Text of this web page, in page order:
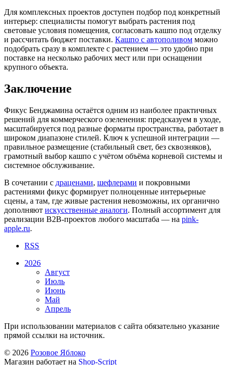
Для комплексных проектов доступен подбор под конкретный
интерьер: специалисты помогут выбрать растения под
световые условия помещения, согласовать кашпо под отделку
и рассчитать бюджет поставки. Кашпо с автополивом можно
подобрать сразу в комплекте с растением — это удобно при
поставке на несколько рабочих мест или при оснащении
крупного объекта.
Заключение
Фикус Бенджамина остаётся одним из наиболее практичных
решений для коммерческого озеленения: предсказуем в уходе,
масштабируется под разные форматы пространства, работает в
широком диапазоне стилей. Ключ к успешной интеграции —
правильное размещение (стабильный свет, без сквозняков),
грамотный выбор кашпо с учётом объёма корневой системы и
системное обслуживание.
В сочетании с драценами, шефлерами и покровными
растениями фикус формирует полноценные интерьерные
сцены, а там, где живые растения невозможны, их органично
дополняют искусственные аналоги. Полный ассортимент для
реализации B2B-проектов любого масштаба — на pink-
apple.ru.
RSS
2026
Август
Июль
Июнь
Май
Апрель
При использовании материалов с сайта обязательно указание
прямой ссылки на источник.
© 2026 Розовое Яблоко
Магазин работает на Shop-Script